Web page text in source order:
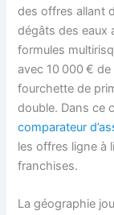
des offres allant
dégâts des eaux
formules
avec 10 000 €
fourchette de
double. Dans ce
comparateur
les offres ligne à
franchises.
La géographie